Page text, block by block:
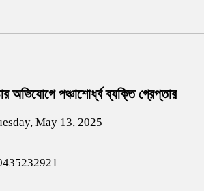
অভিযোগে পঞ্চাশোর্ধ্ব ব্যক্তি গ্রেপ্তার
May 13, 2025